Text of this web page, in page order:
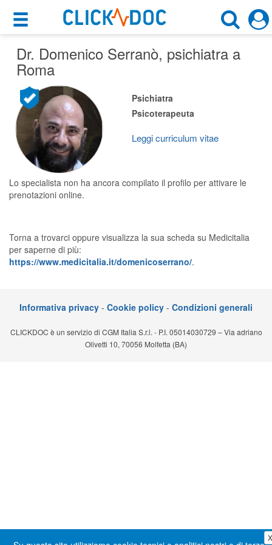
×
Motore di ricerca
×
Psichiatra
Roma (RM)
Cosa possiamo offrirti
Per i pazienti
Prenota una visita
Ricerca specialisti
Consulti online
(su medicitalia.it)
Prenotazioni online
Planner e rubrica in cloud
Teleconsulto
Dr. Domenico Serranò, psichiatra a
Roma
Psichiatra
Psicoterapeuta
Leggi curriculum vitae
Lo specialista non ha ancora compilato il profilo per attivare le
prenotazioni online.
Torna a trovarci oppure visualizza la sua scheda su Medicitalia
per saperne di più:
https://www.medicitalia.it/domenicoserrano/.
X
Informativa privacy - Cookie policy - Condizioni generali
CLICKDOC è un servizio di CGM Italia S.r.l. - P.I. 05014030729 – Via adriano
Olivetti 10, 70056 Molfetta (BA)